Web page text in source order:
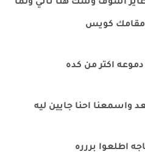
اشوف وشك هنا تاني ولما
مقامك كويس
اكتر من كده
واسمعنا احنا جايين ليه
اطلعوا بررره